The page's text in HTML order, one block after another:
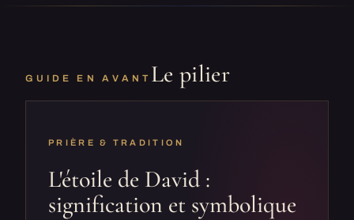
GUIDE EN AVANT Le pilier
PRIÈRE & TRADITION
L'étoile de David :
signification et symbolique